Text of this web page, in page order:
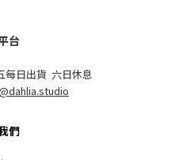
台
每日出貨 六日休息
們